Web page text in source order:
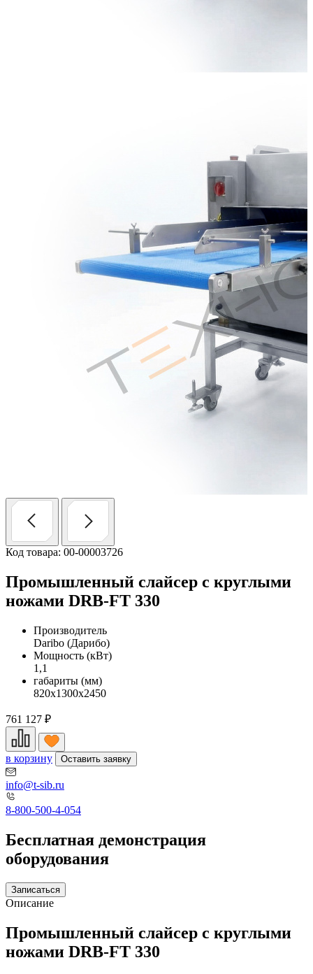
Код товара: 00-00003726
Промышленный слайсер с круглыми
ножами DRB-FT 330
Производитель
Daribo (Дарибо)
Мощность (кВт)
1,1
габариты (мм)
820х1300х2450
761 127 ₽
в корзину Оставить заявку
info@t-sib.ru
8-800-500-4-054
Бесплатная демонстрация
оборудования
Записаться
Описание
Промышленный слайсер с круглыми
ножами DRB-FT 330